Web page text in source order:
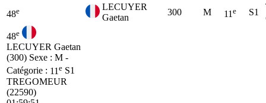
48e
LECUYER
Gaetan
300 M 11 e S1
48e
LECUYER Gaetan
(300) Sexe : M -
Catégorie : 11 e S1
TREGOMEUR
(22590)